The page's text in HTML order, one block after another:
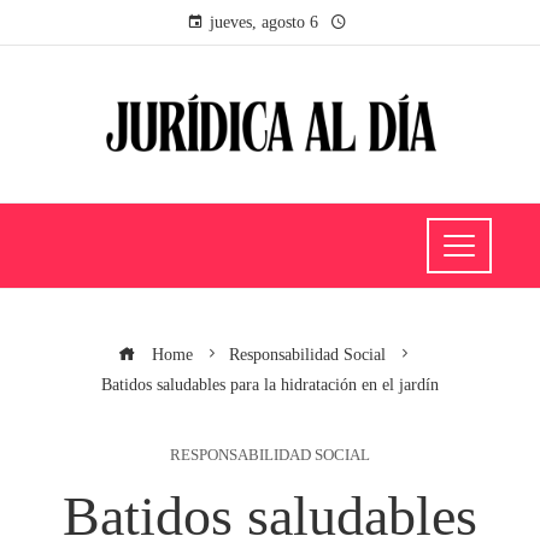
jueves, agosto 6
Home
Responsabilidad Social
Batidos saludables para la hidratación en el jardín
RESPONSABILIDAD SOCIAL
Batidos saludables